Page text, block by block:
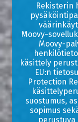
Rekisterin
Moovy-
Moovy-
käsittely
EU:n
Protection
suostumus,
sopimus
perustuva